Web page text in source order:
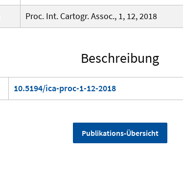
Proc. Int. Cartogr. Assoc., 1, 12, 2018
Beschreibung
10.5194/ica-proc-1-12-2018
Publikations-Übersicht